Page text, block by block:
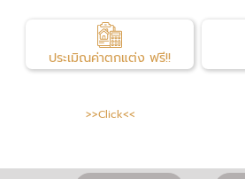
ประเมิณค่าตกแต่ง ฟรี!!
>>Click<<